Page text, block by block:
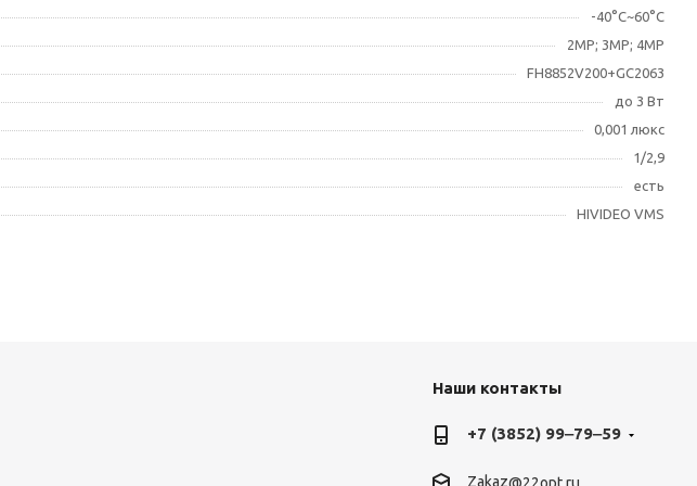
-40°С~60°С
2МР; 3МР; 4MP
FH8852V200+GC2063
до 3 Вт
0,001 люкс
1/2,9
есть
HIVIDEO VMS
Наши контакты
+7 (3852) 99‒79‒59
Zakaz